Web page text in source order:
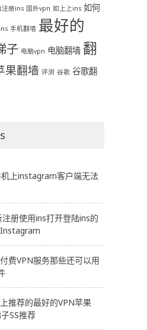
注册ins 国外vpn 如上上ins 如何
手机翻墙 最好的
子 电脑vpn 电脑翻墙 翻
果翻墙 评测 谷歌 谷歌翻
上instagram客户端无法
册使用ins打开登陆ins的
费VPN服务那些还可以用
推荐的最好的VPN苹果
SS推荐